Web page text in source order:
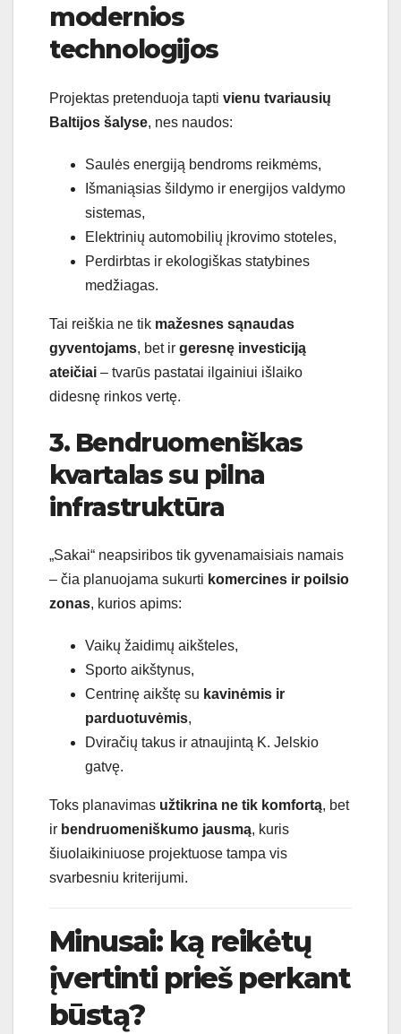
modernios
technologijos
Projektas pretenduoja tapti vienu tvariausių
Baltijos šalyse, nes naudos:
Saulės energiją bendroms reikmėms,
Išmaniąsias šildymo ir energijos valdymo
sistemas,
Elektrinių automobilių įkrovimo stoteles,
Perdirbtas ir ekologiškas statybines
medžiagas.
Tai reiškia ne tik mažesnes sąnaudas
gyventojams, bet ir geresnę investiciją
ateičiai – tvarūs pastatai ilgainiui išlaiko
didesnę rinkos vertę.
3. Bendruomeniškas
kvartalas su pilna
infrastruktūra
„Sakai“ neapsiribos tik gyvenamaisiais namais
– čia planuojama sukurti komercines ir poilsio
zonas, kurios apims:
Vaikų žaidimų aikšteles,
Sporto aikštynus,
Centrinę aikštę su kavinėmis ir
parduotuvėmis,
Dviračių takus ir atnaujintą K. Jelskio
gatvę.
Toks planavimas užtikrina ne tik komfortą, bet
ir bendruomeniškumo jausmą, kuris
šiuolaikiniuose projektuose tampa vis
svarbesniu kriterijumi.
Minusai: ką reikėtų
įvertinti prieš perkant
būstą?